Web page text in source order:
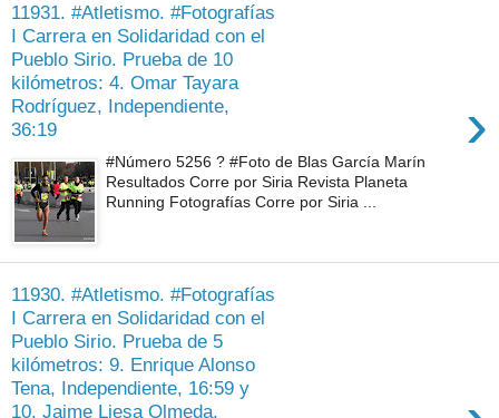
11931. #Atletismo. #Fotografías
I Carrera en Solidaridad con el
Pueblo Sirio. Prueba de 10
kilómetros: 4. Omar Tayara
Rodríguez, Independiente,
36:19
›
#Número 5256 ? #Foto de Blas García Marín
Resultados Corre por Siria Revista Planeta
Running Fotografías Corre por Siria ...
11930. #Atletismo. #Fotografías
I Carrera en Solidaridad con el
Pueblo Sirio. Prueba de 5
kilómetros: 9. Enrique Alonso
Tena, Independiente, 16:59 y
10. Jaime Liesa Olmeda,